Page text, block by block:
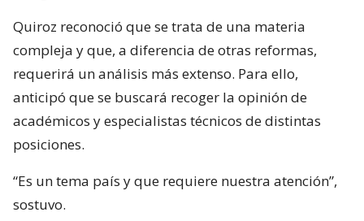
Quiroz reconoció que se trata de una materia
compleja y que, a diferencia de otras reformas,
requerirá un análisis más extenso. Para ello,
anticipó que se buscará recoger la opinión de
académicos y especialistas técnicos de distintas
posiciones.
“Es un tema país y que requiere nuestra atención”,
sostuvo.